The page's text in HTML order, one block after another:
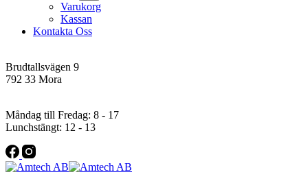
Varukorg
Kassan
Kontakta Oss
Brudtallsvägen 9
792 33 Mora
Måndag till Fredag: 8 - 17
Lunchstängt: 12 - 13